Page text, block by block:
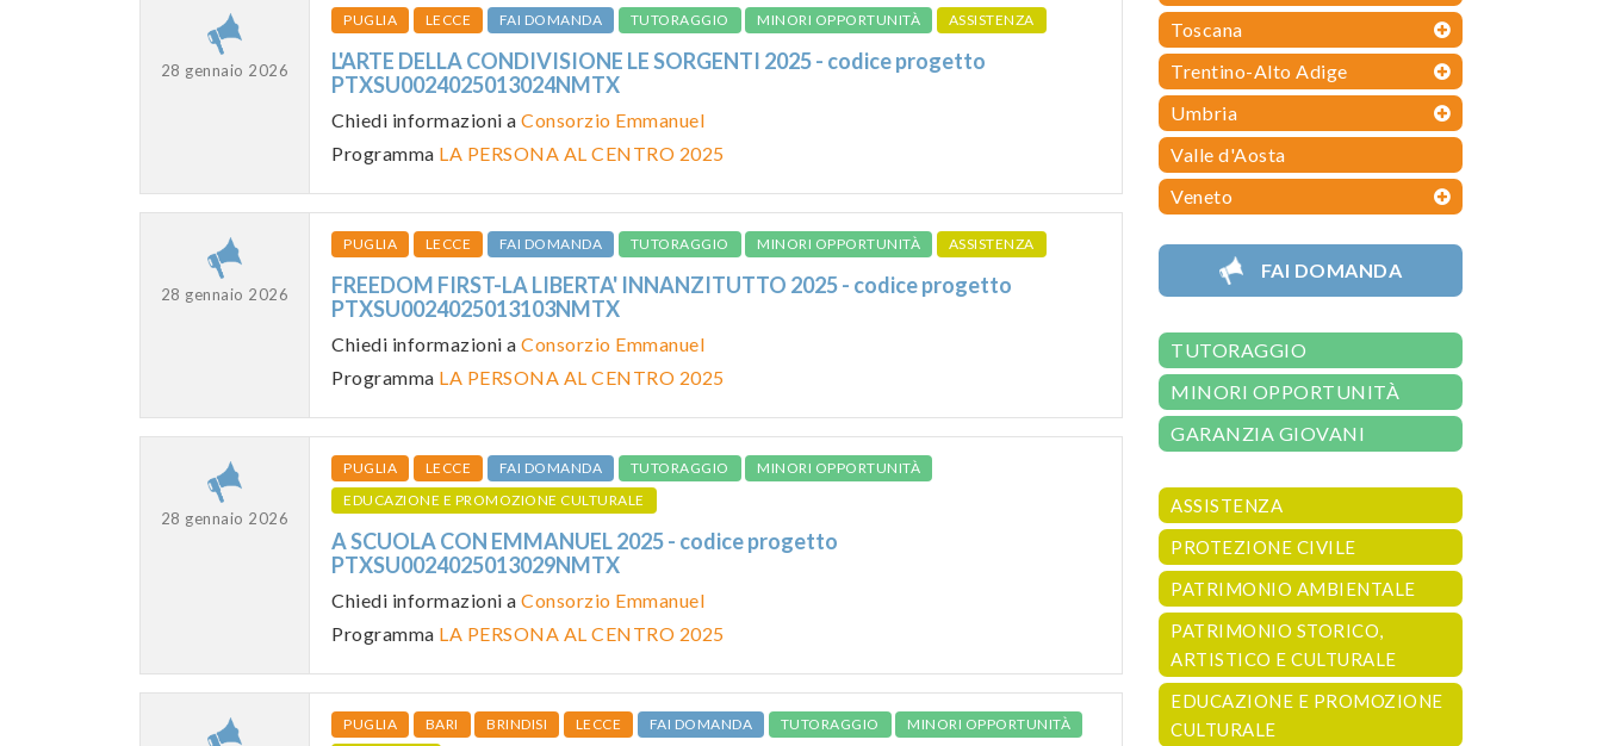
28 gennaio 2026
PUGLIA LECCE FAI DOMANDA TUTORAGGIO MINORI OPPORTUNITÀ ASSISTENZA
L'ARTE DELLA CONDIVISIONE LE SORGENTI 2025 - codice progetto
PTXSU0024025013024NMTX
Chiedi informazioni a Consorzio Emmanuel
Programma LA PERSONA AL CENTRO 2025
28 gennaio 2026
PUGLIA LECCE FAI DOMANDA TUTORAGGIO MINORI OPPORTUNITÀ ASSISTENZA
FREEDOM FIRST-LA LIBERTA' INNANZITUTTO 2025 - codice progetto
PTXSU0024025013103NMTX
Chiedi informazioni a Consorzio Emmanuel
Programma LA PERSONA AL CENTRO 2025
28 gennaio 2026
PUGLIA LECCE FAI DOMANDA TUTORAGGIO
MINORI OPPORTUNITÀ
EDUCAZIONE E PROMOZIONE CULTURALE
A SCUOLA CON EMMANUEL 2025 - codice progetto
PTXSU0024025013029NMTX
Chiedi informazioni a Consorzio Emmanuel
Programma LA PERSONA AL CENTRO 2025
PUGLIA BARI BRINDISI LECCE FAI DOMANDA TUTORAGGIO
MINORI OPPORTUNITÀ
Toscana
Trentino-Alto Adige
Umbria
Valle d'Aosta
Veneto
FAI DOMANDA
TUTORAGGIO
MINORI OPPORTUNITÀ
GARANZIA GIOVANI
ASSISTENZA
PROTEZIONE CIVILE
PATRIMONIO AMBIENTALE
PATRIMONIO STORICO,
ARTISTICO E CULTURALE
EDUCAZIONE E PROMOZIONE
CULTURALE